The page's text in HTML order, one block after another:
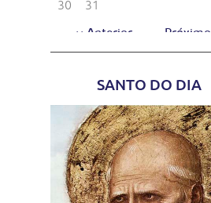
SANTO DO DIA